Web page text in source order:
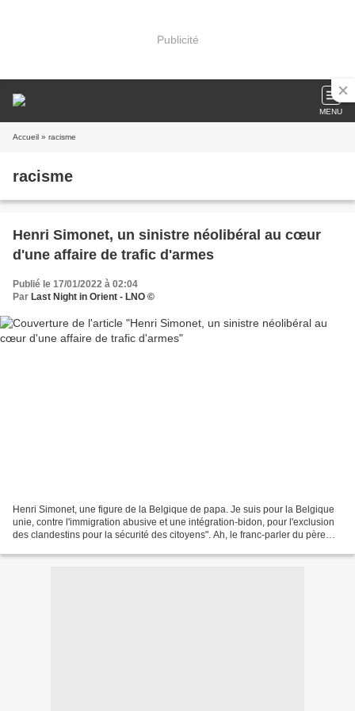
Publicité
MENU
Accueil » racisme
racisme
Henri Simonet, un sinistre néolibéral au cœur
d'une affaire de trafic d'armes
Publié le 17/01/2022 à 02:04
Par Last Night in Orient - LNO ©
Henri Simonet, une figure de la Belgique de papa. Je suis pour la Belgique
unie, contre l'immigration abusive et une intégration-bidon, pour l'exclusion
des clandestins pour la sécurité des citoyens". Ah, le franc-parler du père